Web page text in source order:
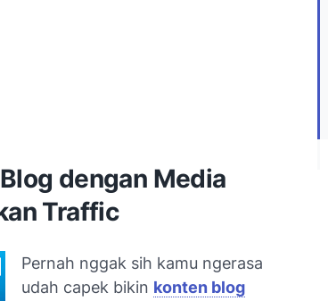
dengan Media
Traffic
Pernah nggak sih kamu ngerasa
udah capek bikin konten blog